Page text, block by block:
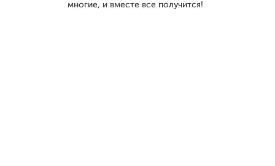
многие, и вместе все получится!